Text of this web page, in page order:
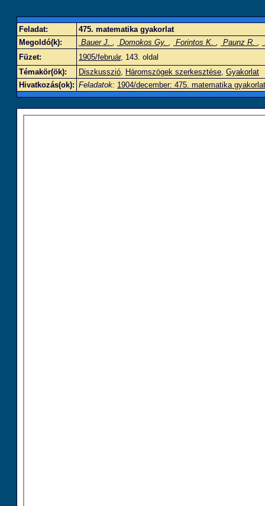
Feladat:
475. matematika gyakorlat
Megoldó(k):
Bauer J. , Domokos Gy. , Forintos K. , Paunz R. ,
Füzet:
1905/február, 143. oldal
Témakör(ök):
Diszkusszió, Háromszögek szerkesztése, Gyakorlat
Hivatkozás(ok): Feladatok: 1904/december: 475. matematika gyakorlat